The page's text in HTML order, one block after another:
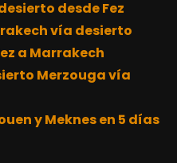
desde Fez
vía desierto
a Marrakech
Merzouga vía
y Meknes en 5 días